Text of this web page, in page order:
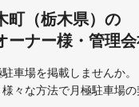
町（栃木県）の
ーナー様・管理
車場を掲載しませんか。
々な方法で月極駐車場